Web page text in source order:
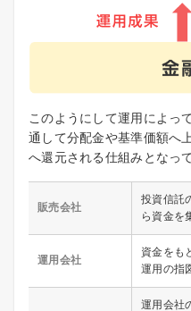
このようにして運用によっ
通して分配金や基準価額へ
へ還元される仕組みとなっ
販売会社
投資信託
ら資金を
運用会社
資金をも
運用の指
運用会社